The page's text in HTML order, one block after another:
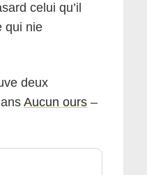
celui qu’il
qui nie
deux
Aucun ours –